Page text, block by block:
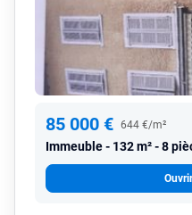
85 000 € 644 €/m²
Immeuble 132 m² - 8